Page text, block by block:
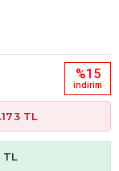
%15
i̇ndi̇ri̇m
TL
TL